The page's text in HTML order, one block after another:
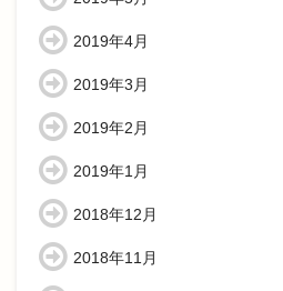
2019年4月
2019年3月
2019年2月
2019年1月
2018年12月
2018年11月